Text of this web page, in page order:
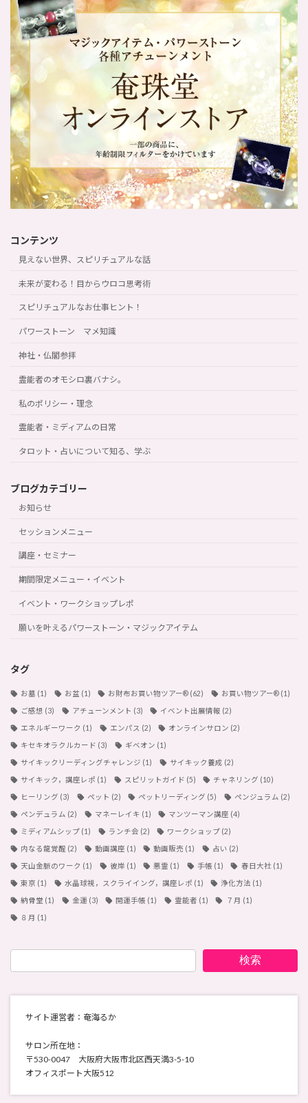
コンテンツ
見えない世界、スピリチュアルな話
未来が変わる！目からウロコ思考術
スピリチュアルなお仕事ヒント！
パワーストーン マメ知識
神社・仏閣参拝
霊能者のオモシロ裏バナシ。
私のポリシー・理念
霊能者・ミディアムの日常
タロット・占いについて知る、学ぶ
ブログカテゴリー
お知らせ
セッションメニュー
講座・セミナー
期間限定メニュー・イベント
イベント・ワークショップレポ
願いを叶えるパワーストーン・マジックアイテム
タグ
お墓 (1) お盆 (1) お財布お買い物ツアー®︎ (62) お買い物ツアー®︎(1)
ご感想 (3) アチューンメント (3) イベント出展情報 (2)
エネルギーワーク (1) エンパス (2) オンラインサロン (2)
キセキオラクルカード (3) ギベオン (1)
サイキックリーディングチャレンジ (1) サイキック養成 (2)
サイキック，講座レポ (1) スピリットガイド (5) チャネリング (10)
ヒーリング (3) ペット (2) ペットリーディング (5) ペンジュラム (2)
ペンデュラム (2) マネーレイキ (1) マンツーマン講座 (4)
ミディアムシップ (1) ランチ会 (2) ワークショップ (2)
内なる龍覚醒 (2) 動画講座 (1) 動画販売 (1) 占い (2)
天山金脈のワーク (1) 彼岸 (1) 悪霊 (1) 手帳 (1) 春日大社 (1)
東京 (1) 水晶球視，スクライイング，講座レポ (1) 浄化方法 (1)
納骨堂 (1) 金運 (3) 開運手帳 (1) 霊能者 (1) ７月 (1)
８月 (1)
検索
サイト運営者：奄海るか
サロン所在地：
〒530-0047 大阪府大阪市北区西天満3-5-10
オフィスポート大阪512